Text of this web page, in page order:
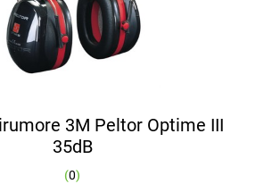
3M Peltor Optime III
35dB
(0)